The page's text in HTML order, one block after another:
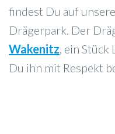
findest Du auf
Drägerpark. Der
Wakenitz, ein Stück
Du ihn mit Respekt